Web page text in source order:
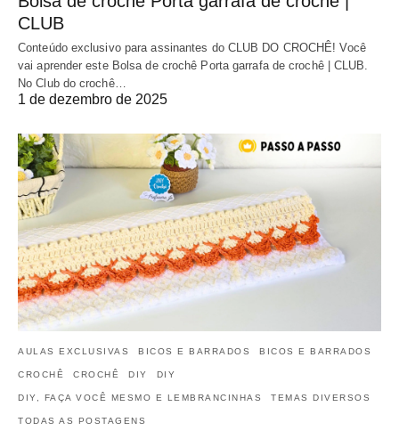
CLUB
Conteúdo exclusivo para assinantes do CLUB DO CROCHÊ! Você
vai aprender este Bolsa de crochê Porta garrafa de crochê | CLUB.
No Club do crochê…
1 de dezembro de 2025
AULAS EXCLUSIVAS BICOS E BARRADOS BICOS E BARRADOS
CROCHÊ CROCHÊ DIY DIY
DIY, FAÇA VOCÊ MESMO E LEMBRANCINHAS TEMAS DIVERSOS
TODAS AS POSTAGENS